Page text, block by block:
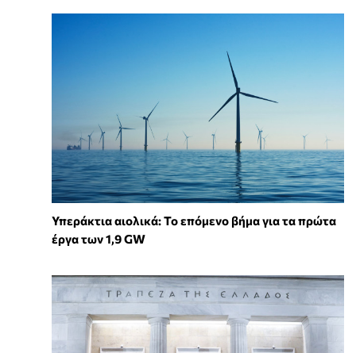
Υπεράκτια αιολικά: Το επόμενο βήμα για τα πρώτα
έργα των 1,9 GW